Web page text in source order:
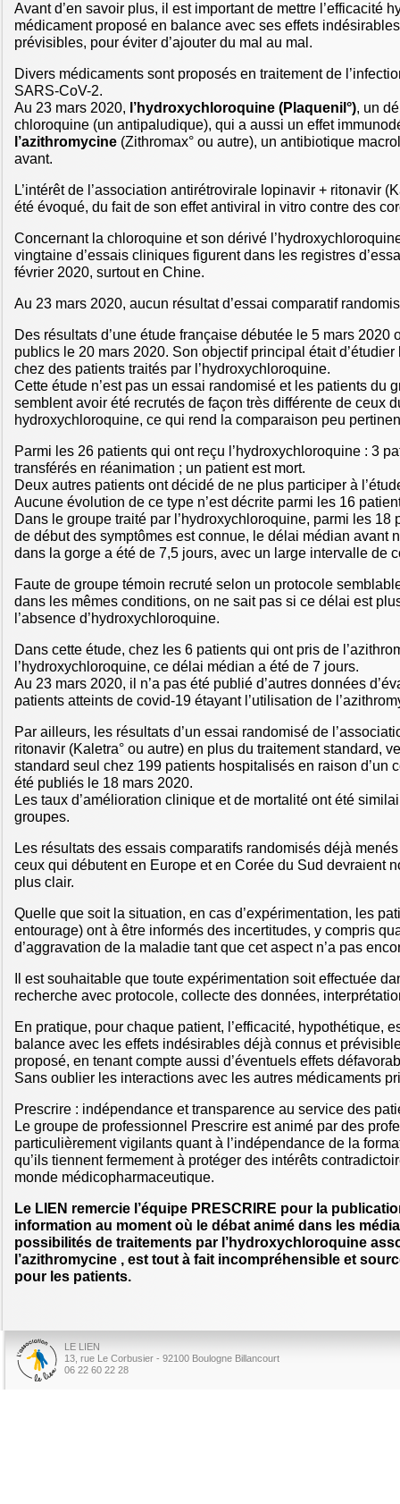
Avant d’en savoir plus, il est important de mettre l’efficacité
médicament proposé en balance avec ses effets
prévisibles, pour éviter d’ajouter du mal au mal.
Divers médicaments sont proposés en traitement de
SARS-CoV-2.
Au 23 mars 2020, l’hydroxychloroquine (Plaquenil°), un
chloroquine (un antipaludique), qui a aussi un effet
l’azithromycine (Zithromax° ou autre), un antibiotique
avant.
L’intérêt de l’association antirétrovirale lopinavir + ritonavir
été évoqué, du fait de son effet antiviral in vitro contre des
Concernant la chloroquine et son dérivé
vingtaine d’essais cliniques figurent dans les registres
février 2020, surtout en Chine.
Au 23 mars 2020, aucun résultat d’essai comparatif
Des résultats d’une étude française débutée le 5 mars 2020
publics le 20 mars 2020. Son objectif principal était
chez des patients traités par l’hydroxychloroquine.
Cette étude n’est pas un essai randomisé et les patients du
semblent avoir été recrutés de façon très différente de ceux
hydroxychloroquine, ce qui rend la comparaison peu
Parmi les 26 patients qui ont reçu l’hydroxychloroquine : 3
transférés en réanimation ; un patient est mort.
Deux autres patients ont décidé de ne plus participer à
Aucune évolution de ce type n’est décrite parmi les 16
Dans le groupe traité par l’hydroxychloroquine, parmi les 18
de début des symptômes est connue, le délai médian avant
dans la gorge a été de 7,5 jours, avec un large intervalle de
Faute de groupe témoin recruté selon un protocole
dans les mêmes conditions, on ne sait pas si ce délai est
l’absence d’hydroxychloroquine.
Dans cette étude, chez les 6 patients qui ont pris de
l’hydroxychloroquine, ce délai médian a été de 7 jours.
Au 23 mars 2020, il n’a pas été publié d’autres données
patients atteints de covid-19 étayant l’utilisation de
Par ailleurs, les résultats d’un essai randomisé de
ritonavir (Kaletra° ou autre) en plus du traitement standard,
standard seul chez 199 patients hospitalisés en raison d’un
été publiés le 18 mars 2020.
Les taux d’amélioration clinique et de mortalité ont été
groupes.
Les résultats des essais comparatifs randomisés déjà
ceux qui débutent en Europe et en Corée du Sud devraient
plus clair.
Quelle que soit la situation, en cas d’expérimentation, les
entourage) ont à être informés des incertitudes, y compris
d’aggravation de la maladie tant que cet aspect n’a pas
Il est souhaitable que toute expérimentation soit effectuée
recherche avec protocole, collecte des données,
En pratique, pour chaque patient, l’efficacité, hypothétique,
balance avec les effets indésirables déjà connus et
proposé, en tenant compte aussi d’éventuels effets
Sans oublier les interactions avec les autres médicaments
Prescrire : indépendance et transparence au service des
Le groupe de professionnel Prescrire est animé par des
particulièrement vigilants quant à l’indépendance de la
qu’ils tiennent fermement à protéger des intérêts
monde médicopharmaceutique.
Le LIEN remercie l’équipe PRESCRIRE pour la
information au moment où le débat animé dans les
possibilités de traitements par l’hydroxychloroquine
l’azithromycine , est tout à fait incompréhensible et
pour les patients.
LE LIEN
13, rue Le Corbusier - 92100 Boulogne Billancourt
06 22 60 22 28